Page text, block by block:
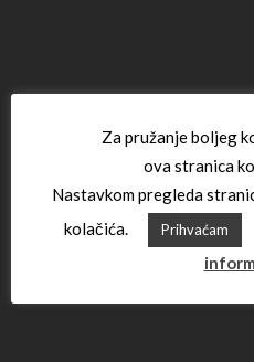
Za pružanje boljeg
ova stranica
Nastavkom pregleda
kolačića.
Prihvaćam